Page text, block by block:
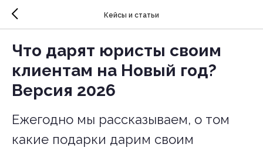
Кейсы и статьи
Что дарят юристы своим
клиентам на Новый год?
Версия 2026
Ежегодно мы рассказываем, о том
какие подарки дарим своим